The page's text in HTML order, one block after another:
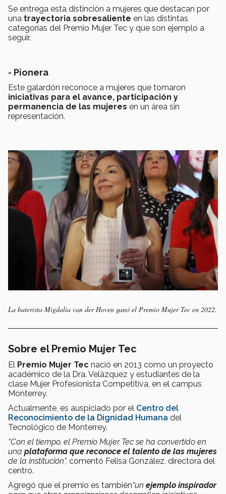
Se entrega esta distinción a mujeres que destacan por
una trayectoria sobresaliente en las distintas
categorías del Premio Mujer Tec y que son ejemplo a
seguir.
- Pionera
Este galardón reconoce a mujeres que tomaron
iniciativas para el avance, participación y
permanencia de las mujeres en un área sin
representación.
La baterista Migdalia van der Hoven ganó el Premio Mujer Tec en 2022.
Sobre el Premio Mujer Tec
El Premio Mujer Tec nació en 2013 como un proyecto
académico de la Dra. Velázquez y estudiantes de la
clase Mujer Profesionista Competitiva, en el campus
Monterrey.
Actualmente, es auspiciado por el Centro del
Reconocimiento de la Dignidad Humana del
Tecnológico de Monterrey.
“Con el tiempo, el Premio Mujer Tec se ha convertido en
una plataforma que reconoce el talento de las mujeres
de la institución”, comentó Felisa González, directora del
centro.
Agregó que el premio es también“un ejemplo inspirador